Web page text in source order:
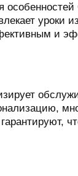
уроки
и